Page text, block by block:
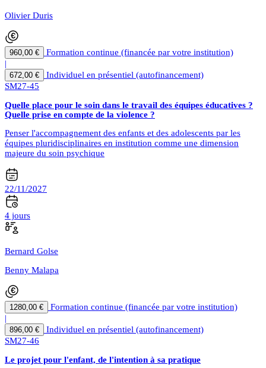
Olivier Duris
960,00 €
Formation continue (financée par votre institution)
|
672,00 €
Individuel en présentiel (autofinancement)
SM27-45
Quelle place pour le soin dans le travail des équipes éducatives ?
Quelle prise en compte de la violence ?
Penser l'accompagnement des enfants et des adolescents par les
équipes pluridisciplinaires en institution comme une dimension
majeure du soin psychique
22/11/2027
4 jours
Bernard Golse
Benny Malapa
1280,00 €
Formation continue (financée par votre institution)
|
896,00 €
Individuel en présentiel (autofinancement)
SM27-46
Le projet pour l'enfant, de l'intention à sa pratique